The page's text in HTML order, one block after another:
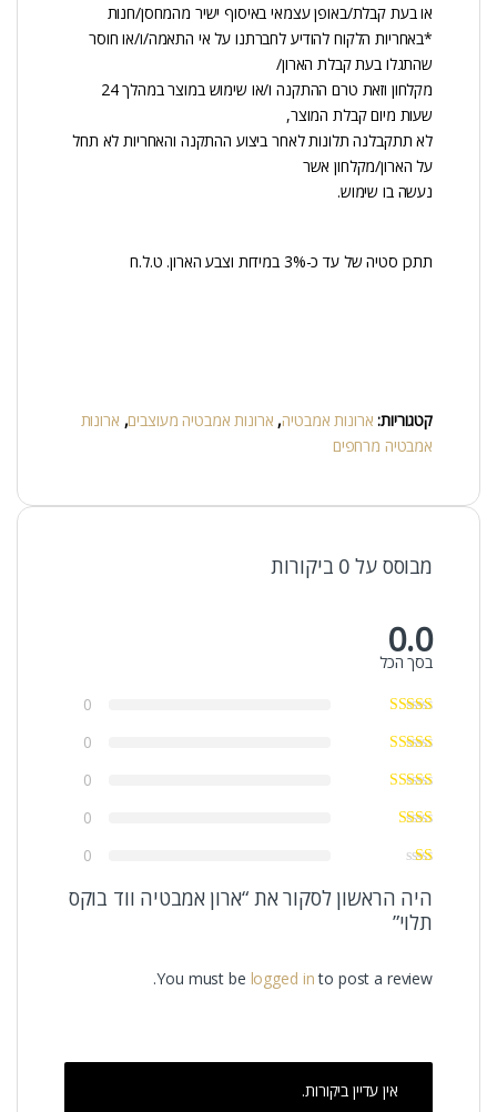
או בעת קבלת/באופן עצמאי באיסוף ישיר מהמחסן/חנות
*באחריות הלקוח להודיע לחברתנו על אי התאמה/ו/או חוסר
שהתגלו בעת קבלת הארון/
מקלחון וזאת טרם ההתקנה ו/או שימוש במוצר במהלך 24
שעות מיום קבלת המוצר,
לא תתקבלנה תלונות לאחר ביצוע ההתקנה והאחריות לא תחל
על הארון/מקלחון אשר
נעשה בו שימוש.
תתכן סטיה של עד כ-3% במידות וצבע הארון. ט.ל.ח
קטגוריות: ארונות אמבטיה, ארונות אמבטיה מעוצבים, ארונות
אמבטיה מרחפים
מבוסס על 0 ביקורות
0.0
בסך הכל
0
0
0
0
0
היה הראשון לסקור את “ארון אמבטיה ווד בוקס
תלוי”
You must be logged into post a review.
אין עדיין ביקורות.